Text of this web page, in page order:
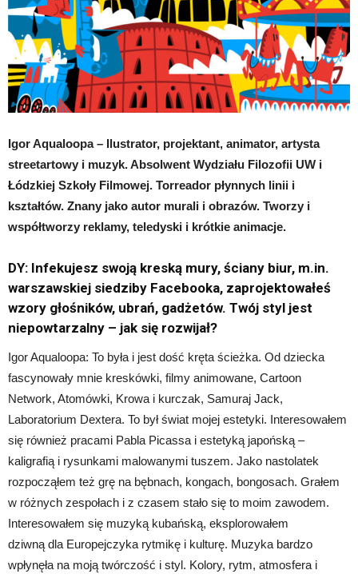
Igor Aqualoopa – Ilustrator, projektant, animator, artysta
streetartowy i muzyk. Absolwent Wydziału Filozofii UW i
Łódzkiej Szkoły Filmowej. Torreador płynnych linii i
kształtów. Znany jako autor murali i obrazów. Tworzy i
współtworzy reklamy, teledyski i krótkie animacje.
DY: Infekujesz swoją kreską mury, ściany biur, m.in.
warszawskiej siedziby Facebooka, zaprojektowałeś
wzory głośników, ubrań, gadżetów. Twój styl jest
niepowtarzalny – jak się rozwijał?
Igor Aqualoopa: To była i jest dość kręta ścieżka. Od dziecka
fascynowały mnie kreskówki, filmy animowane, Cartoon
Network, Atomówki, Krowa i kurczak, Samuraj Jack,
Laboratorium Dextera. To był świat mojej estetyki. Interesowałem
się również pracami Pabla Picassa i estetyką japońską –
kaligrafią i rysunkami malowanymi tuszem. Jako nastolatek
rozpocząłem też grę na bębnach, kongach, bongosach. Grałem
w różnych zespołach i z czasem stało się to moim zawodem.
Interesowałem się muzyką kubańską, eksplorowałem
dziwną dla Europejczyka rytmikę i kulturę. Muzyka bardzo
wpłynęła na moją twórczość i styl. Kolory, rytm, atmosfera i